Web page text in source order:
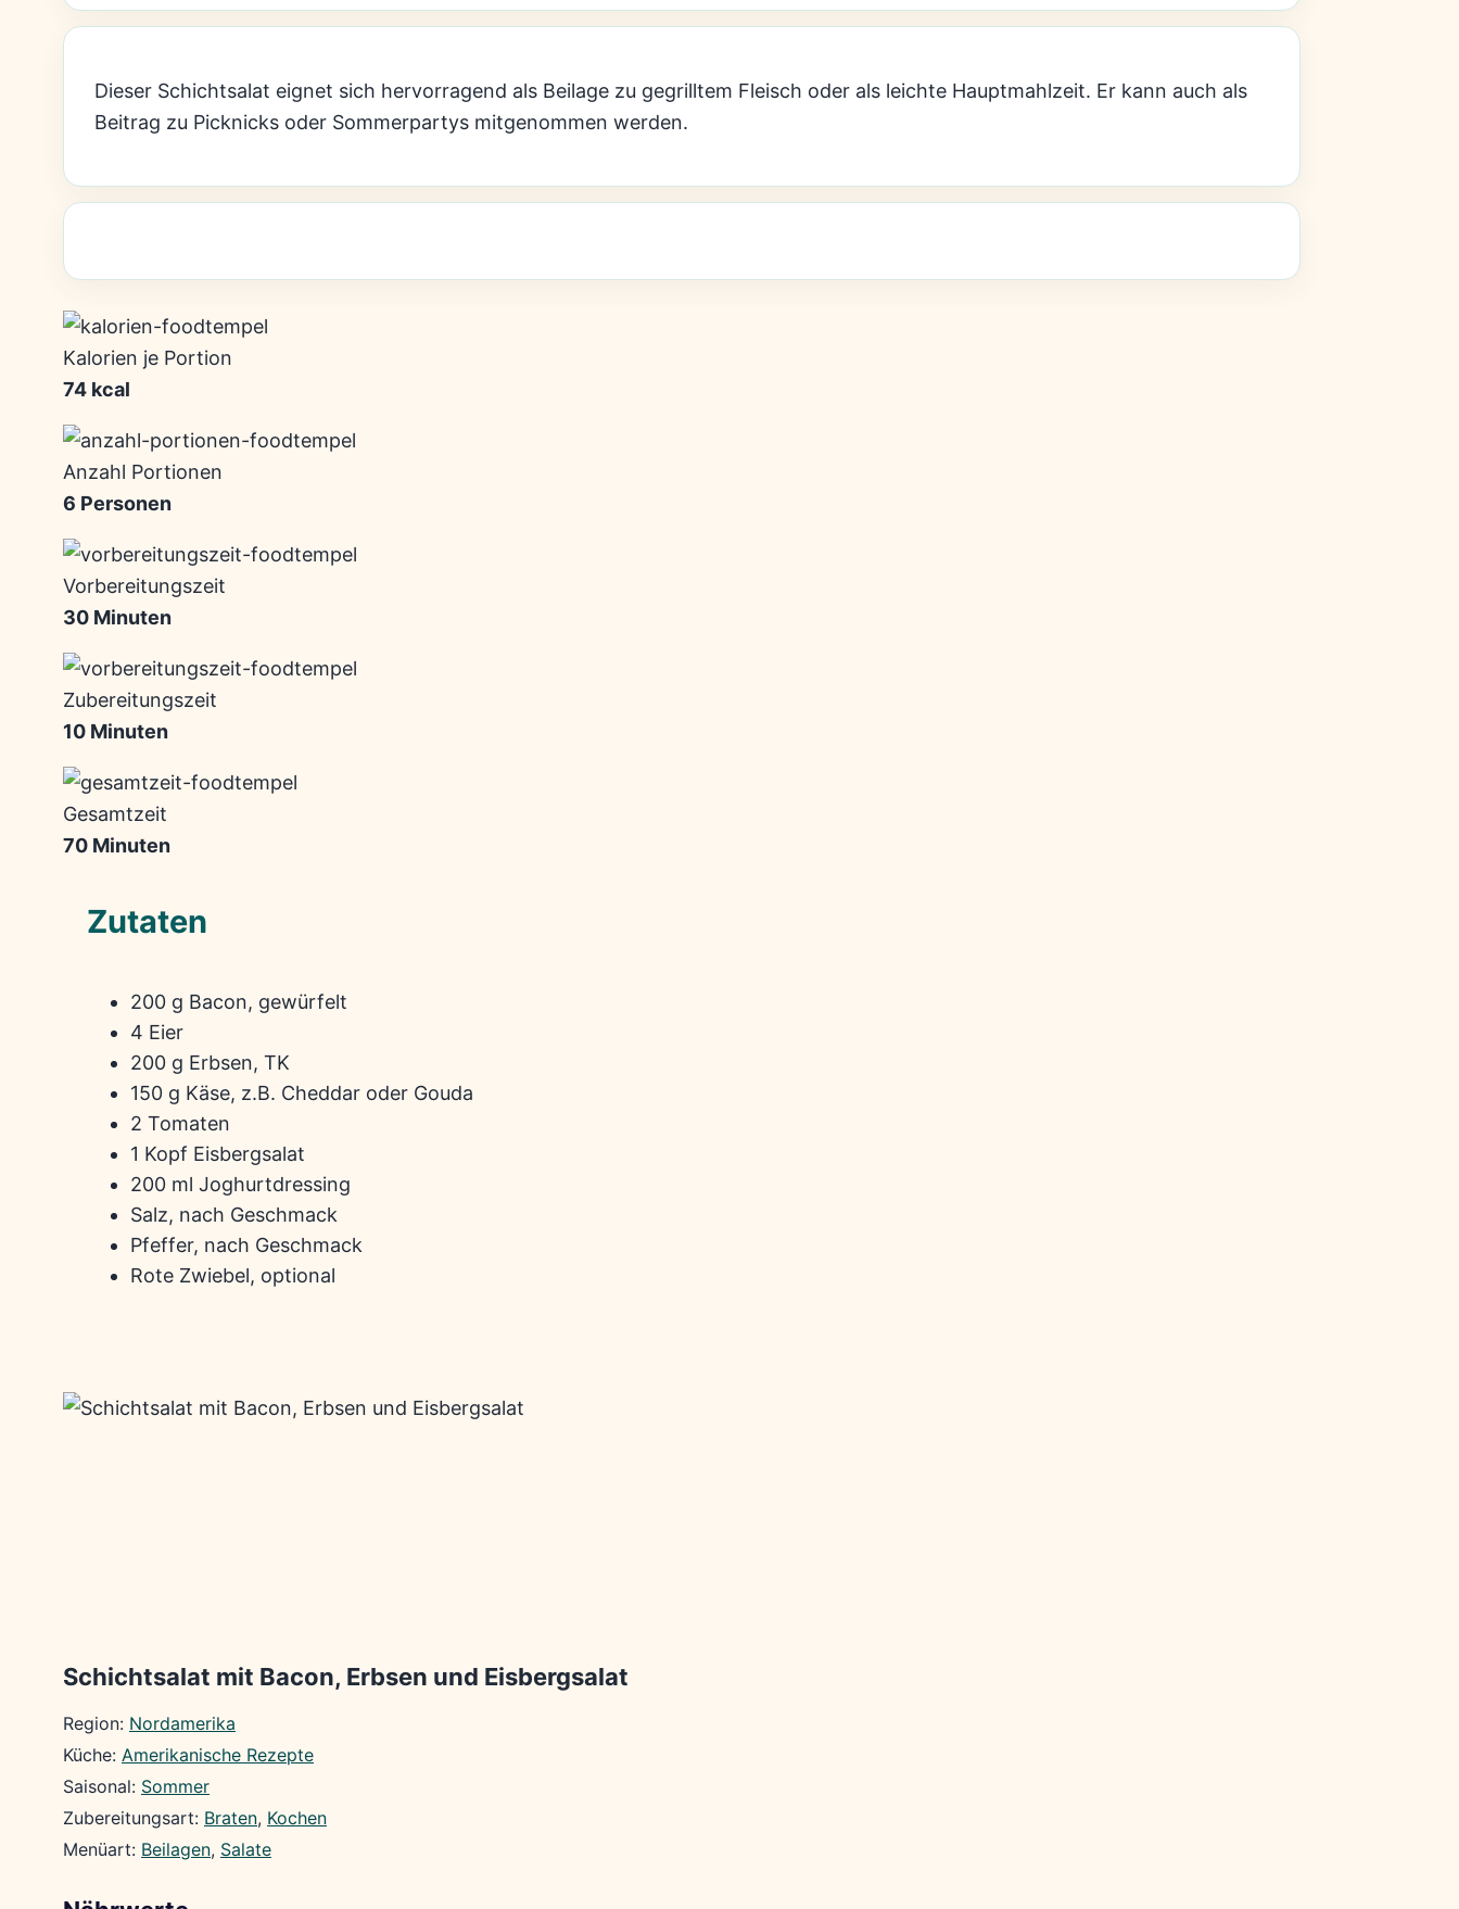
Dieser Schichtsalat eignet sich hervorragend als Beilage zu gegrilltem Fleisch oder als leichte Hauptmahlzeit. Er kann auch als
Beitrag zu Picknicks oder Sommerpartys mitgenommen werden.
Kalorien je Portion
74 kcal
Anzahl Portionen
6 Personen
Vorbereitungszeit
30 Minuten
Zubereitungszeit
10 Minuten
Gesamtzeit
70 Minuten
Zutaten
200 g Bacon, gewürfelt
4 Eier
200 g Erbsen, TK
150 g Käse, z.B. Cheddar oder Gouda
2 Tomaten
1 Kopf Eisbergsalat
200 ml Joghurtdressing
Salz, nach Geschmack
Pfeffer, nach Geschmack
Rote Zwiebel, optional
Schichtsalat mit Bacon, Erbsen und Eisbergsalat
Region: Nordamerika
Küche: Amerikanische Rezepte
Saisonal: Sommer
Zubereitungsart: Braten, Kochen
Menüart: Beilagen, Salate